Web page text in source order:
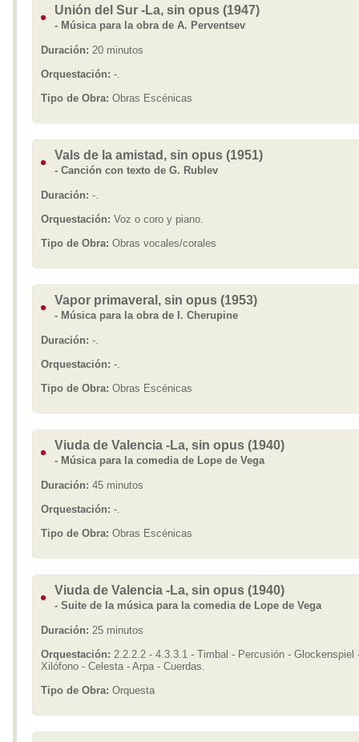
Unión del Sur -La, sin opus (1947)
- Música para la obra de A. Perventsev
Duración: 20 minutos
Orquestación: -.
Tipo de Obra: Obras Escénicas
Vals de la amistad, sin opus (1951)
- Canción con texto de G. Rublev
Duración: -.
Orquestación: Voz o coro y piano.
Tipo de Obra: Obras vocales/corales
Vapor primaveral, sin opus (1953)
- Música para la obra de I. Cherupine
Duración: -.
Orquestación: -.
Tipo de Obra: Obras Escénicas
Viuda de Valencia -La, sin opus (1940)
- Música para la comedia de Lope de Vega
Duración: 45 minutos
Orquestación: -.
Tipo de Obra: Obras Escénicas
Viuda de Valencia -La, sin opus (1940)
- Suite de la música para la comedia de Lope de Vega
Duración: 25 minutos
Orquestación: 2.2.2.2 - 4.3.3.1 - Timbal - Percusión - Glockenspiel
Xilófono - Celesta - Arpa - Cuerdas.
Tipo de Obra: Orquesta